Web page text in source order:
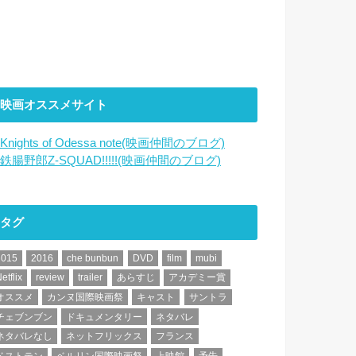
映画オススメサイト
Knights of Odessa note(映画仲間のブログ)
鉄腸野郎Z-SQUAD!!!!!(映画仲間のブログ)
タグ
2016 che bunbun DVD film
mubi
review trailer あらすじ
アカデミー賞
ススメ
カンヌ国際映画祭 キャスト
サントラ
ェブンブン
ドキュメンタリー
ネタバレ
タバレなし
ネットフリックス
フランス